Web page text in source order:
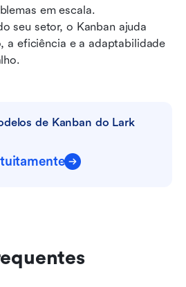
em escala.
seu setor, o Kanban ajuda
a eficiência e a adaptabilidade
de Kanban do Lark